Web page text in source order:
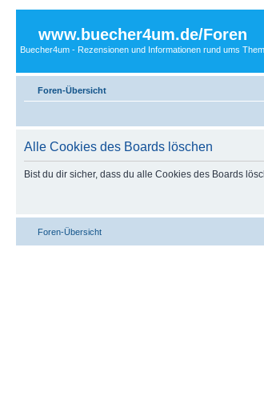
www.buecher4um.de/Foren
Buecher4um - Rezensionen und Informationen rund ums
Foren-Übersicht
Alle Cookies des Boards löschen
Bist du dir sicher, dass du alle Cookies des Boards
Foren-Übersicht